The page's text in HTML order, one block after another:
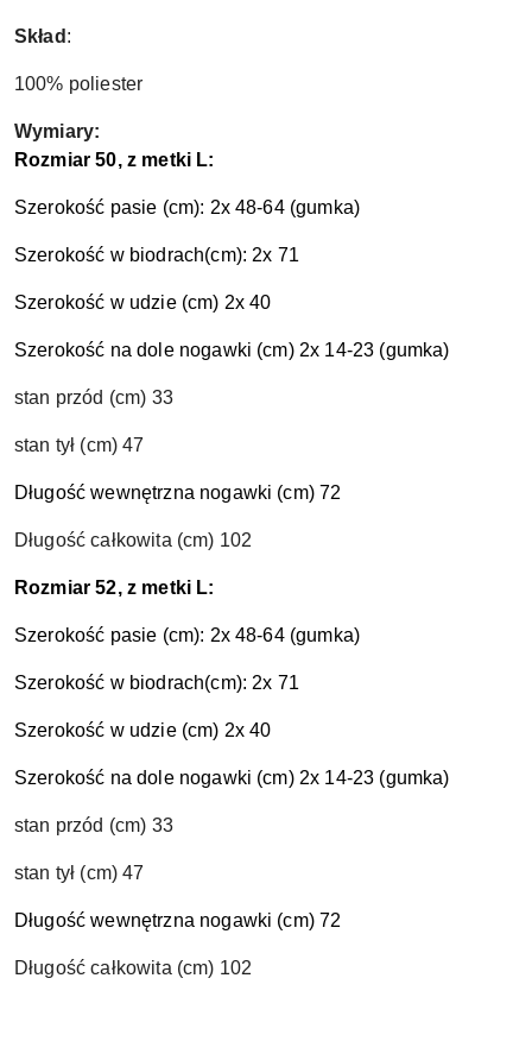
Skład :
100% poliester
Wymiary:
Rozmiar 50, z metki L:
Szerokość pasie (cm): 2x 48-64 (gumka)
Szerokość w biodrach(cm): 2x 71
Szerokość w udzie (cm) 2x 40
Szerokość na dole nogawki (cm) 2x 14-23 (gumka)
stan przód (cm) 33
stan tył (cm) 47
Długość wewnętrzna nogawki (cm) 72
Długość całkowita (cm) 102
Rozmiar 52, z metki L:
Szerokość pasie (cm): 2x 48-64 (gumka)
Szerokość w biodrach(cm): 2x 71
Szerokość w udzie (cm) 2x 40
Szerokość na dole nogawki (cm) 2x 14-23 (gumka)
stan przód (cm) 33
stan tył (cm) 47
Długość wewnętrzna nogawki (cm) 72
Długość całkowita (cm) 102